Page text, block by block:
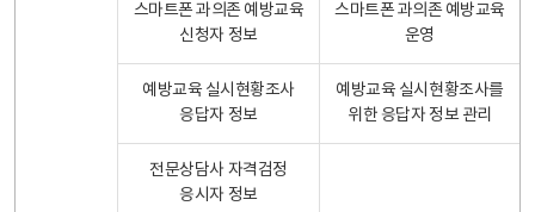
스마트폰 과의존 예방교육
신청자 정보
스마트폰 과의존 예방교육
운영
예방교육 실시현황조사
응답자 정보
예방교육 실시현황조사를
위한 응답자 정보 관리
전문상담사 자격검정
응시자 정보